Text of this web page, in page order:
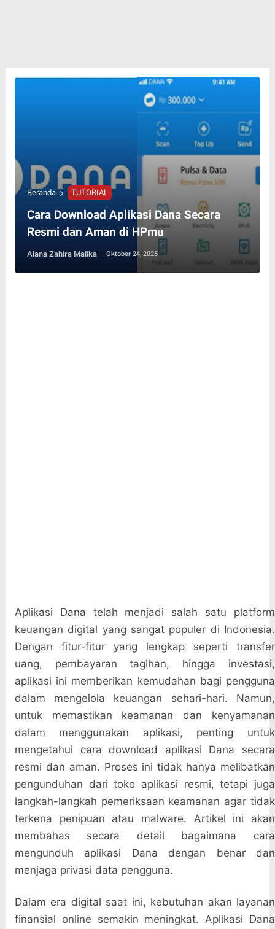
Beranda TUTORIAL
Cara Download Aplikasi Dana Secara
Resmi dan Aman di HPmu
Alana Zahira Malika Oktober 24, 2025
Aplikasi Dana telah menjadi salah satu platform
keuangan digital yang sangat populer di Indonesia.
Dengan fitur-fitur yang lengkap seperti transfer
uang, pembayaran tagihan, hingga investasi,
aplikasi ini memberikan kemudahan bagi pengguna
dalam mengelola keuangan sehari-hari. Namun,
untuk memastikan keamanan dan kenyamanan
dalam menggunakan aplikasi, penting untuk
mengetahui cara download aplikasi Dana secara
resmi dan aman. Proses ini tidak hanya melibatkan
pengunduhan dari toko aplikasi resmi, tetapi juga
langkah-langkah pemeriksaan keamanan agar tidak
terkena penipuan atau malware. Artikel ini akan
membahas secara detail bagaimana cara
mengunduh aplikasi Dana dengan benar dan
menjaga privasi data pengguna.
Dalam era digital saat ini, kebutuhan akan layanan
finansial online semakin meningkat. Aplikasi Dana